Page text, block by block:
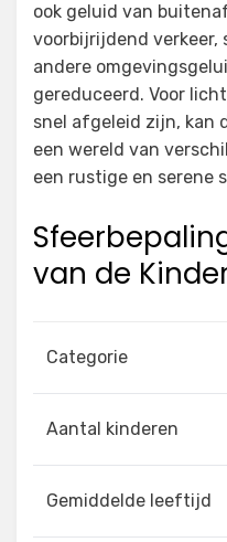
ook geluid van
voorbijrijdend verkeer,
andere
gereduceerd. Voor
snel afgeleid zijn, kan
een wereld van
een rustige en serene
van de
Categorie
Aantal kinderen
Gemiddelde leeftijd